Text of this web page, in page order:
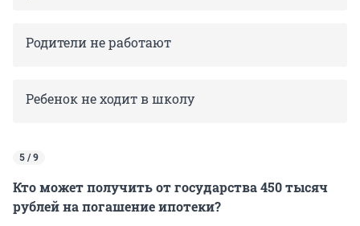
Родители не работают
Ребенок не ходит в школу
5 / 9
Кто может получить от государства 450 тысяч
рублей на погашение ипотеки?